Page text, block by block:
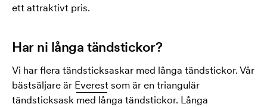
ett attraktivt pris.
Har ni långa tändstickor?
Vi har flera tändsticksaskar med långa tändstickor. Vår
bästsäljare är Everestsom är en triangulär
tändsticksask med långa tändstickor. Långa